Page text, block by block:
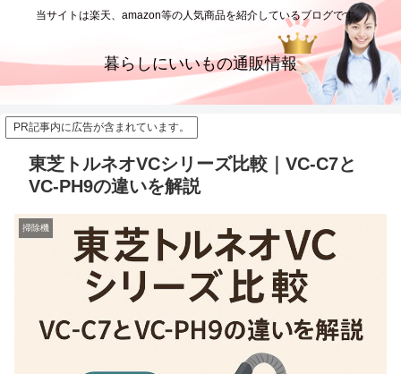
当サイトは楽天、amazon等の人気商品を紹介しているブログです。
暮らしにいいもの通販情報
PR記事内に広告が含まれています。
東芝トルネオVCシリーズ比較｜VC-C7と
VC-PH9の違いを解説
掃除機